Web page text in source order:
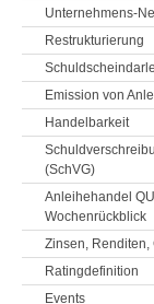
Unternehmens-
Restrukturierung
Emission von
Handelbarkeit
(SchVG)
Anleihehandel
Wochenrückblick
Zinsen, Renditen,
Ratingdefinition
Events